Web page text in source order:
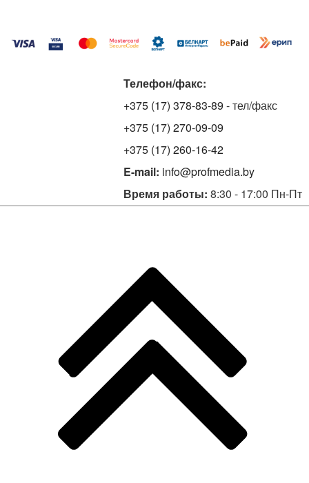
Телефон/факс:
+375 (17) 378-83-89 - тел/факс
+375 (17) 270-09-09
+375 (17) 260-16-42
E-mail: info@profmedia.by
Время работы: 8:30 - 17:00 Пн-Пт